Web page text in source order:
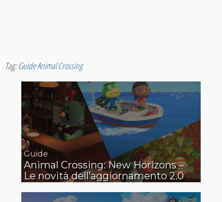
Tag:Guide Animal Crossing
Guide
Animal Crossing: New Horizons –
Le novità dell’aggiornamento 2.0